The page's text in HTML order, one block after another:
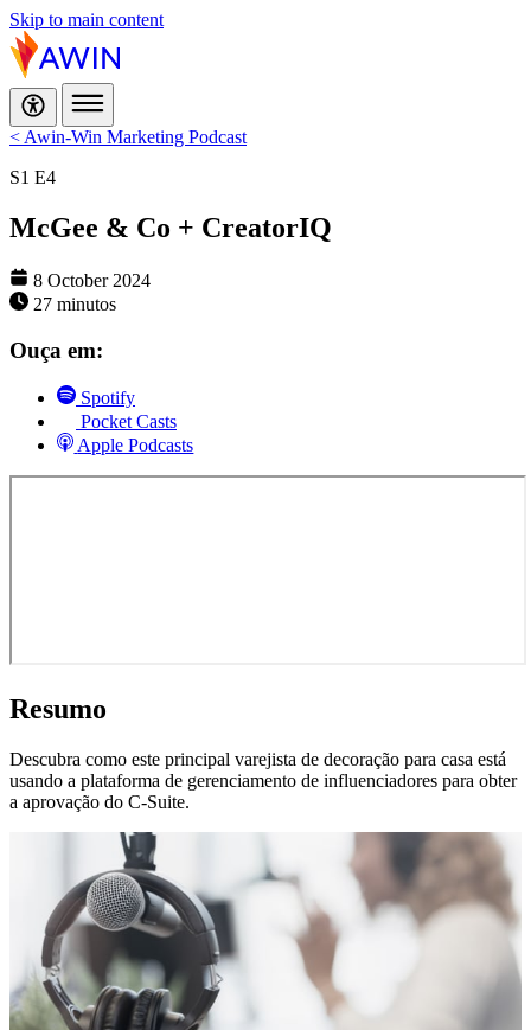
Skip to main content
< Awin-Win Marketing Podcast
S1 E4
McGee & Co + CreatorIQ
8 October 2024
27 minutos
Ouça em:
Spotify
Pocket Casts
Apple Podcasts
Resumo
Descubra como este principal varejista de decoração para casa está
usando a plataforma de gerenciamento de influenciadores para obter
a aprovação do C-Suite.